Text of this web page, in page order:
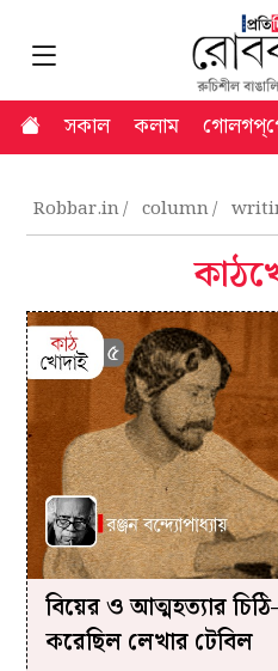
সকাল কলাম
Robbar.in column
বিয়ের ও আত্মহত্যার
করেছিল লেখার টেবিল